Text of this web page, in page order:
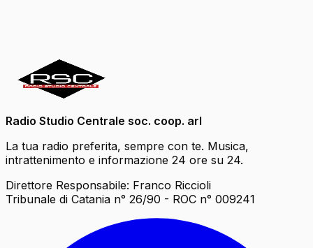
Radio Studio Centrale soc. coop. arl
La tua radio preferita, sempre con te. Musica,
intrattenimento e informazione 24 ore su 24.
Direttore Responsabile: Franco Riccioli
Tribunale di Catania n° 26/90 - ROC n° 009241